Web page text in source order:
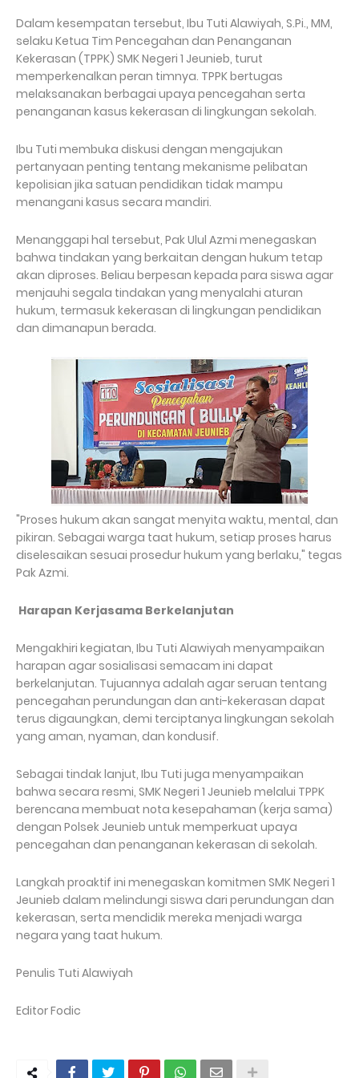
​Dalam kesempatan tersebut, Ibu Tuti Alawiyah, S.Pi., MM,
selaku Ketua Tim Pencegahan dan Penanganan
Kekerasan (TPPK) SMK Negeri 1 Jeunieb, turut
memperkenalkan peran timnya. TPPK bertugas
melaksanakan berbagai upaya pencegahan serta
penanganan kasus kekerasan di lingkungan sekolah.
​Ibu Tuti membuka diskusi dengan mengajukan
pertanyaan penting tentang mekanisme pelibatan
kepolisian jika satuan pendidikan tidak mampu
menangani kasus secara mandiri.
​Menanggapi hal tersebut, Pak Ulul Azmi menegaskan
bahwa tindakan yang berkaitan dengan hukum tetap
akan diproses. Beliau berpesan kepada para siswa agar
menjauhi segala tindakan yang menyalahi aturan
hukum, termasuk kekerasan di lingkungan pendidikan
dan dimanapun berada.
​"Proses hukum akan sangat menyita waktu, mental, dan
pikiran. Sebagai warga taat hukum, setiap proses harus
diselesaikan sesuai prosedur hukum yang berlaku," tegas
Pak Azmi.
Harapan Kerjasama Berkelanjutan
​Mengakhiri kegiatan, Ibu Tuti Alawiyah menyampaikan
harapan agar sosialisasi semacam ini dapat
berkelanjutan. Tujuannya adalah agar seruan tentang
pencegahan perundungan dan anti-kekerasan dapat
terus digaungkan, demi terciptanya lingkungan sekolah
yang aman, nyaman, dan kondusif.
​Sebagai tindak lanjut, Ibu Tuti juga menyampaikan
bahwa secara resmi, SMK Negeri 1 Jeunieb melalui TPPK
berencana membuat nota kesepahaman (kerja sama)
dengan Polsek Jeunieb untuk memperkuat upaya
pencegahan dan penanganan kekerasan di sekolah.
​Langkah proaktif ini menegaskan komitmen SMK Negeri 1
Jeunieb dalam melindungi siswa dari perundungan dan
kekerasan, serta mendidik mereka menjadi warga
negara yang taat hukum.
Penulis Tuti Alawiyah
Editor Fodic